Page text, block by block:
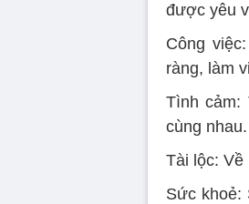
được yêu
Công
ràng, làm
Tình cảm:
cùng nhau.
Tài lộc: Về
Sức khoẻ: